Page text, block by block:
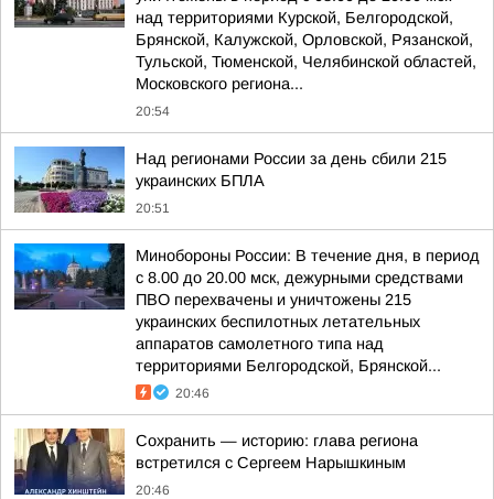
над территориями Курской, Белгородской,
Брянской, Калужской, Орловской, Рязанской,
Тульской, Тюменской, Челябинской областей,
Московского региона...
20:54
Над регионами России за день сбили 215
украинских БПЛА
20:51
Минобороны России: В течение дня, в период
с 8.00 до 20.00 мск, дежурными средствами
ПВО перехвачены и уничтожены 215
украинских беспилотных летательных
аппаратов самолетного типа над
территориями Белгородской, Брянской...
20:46
Сохранить — историю: глава региона
встретился с Сергеем Нарышкиным
20:46